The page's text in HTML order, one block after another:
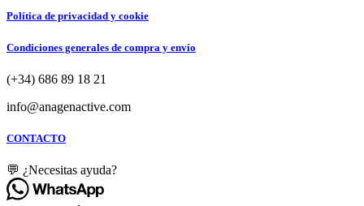
Política de privacidad y cookie
Condiciones generales de compra y envío
(+34) 686 89 18 21
info@anagenactive.com
CONTACTO
💬 ¿Necesitas ayuda?